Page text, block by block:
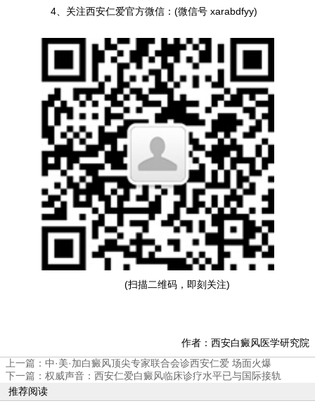
4、关注西安仁爱官方微信：(微信号 xarabdfyy)
(扫描二维码，即刻关注)
作者：西安白癜风医学研究院
上一篇： 中·美·加白癜风顶尖专家联合会诊西安仁爱 场面火爆
下一篇： 权威声音：西安仁爱白癜风临床诊疗水平已与国际接轨
推荐阅读